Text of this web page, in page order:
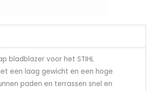
bladblazer voor het STIHL
een laag gewicht en een hoge
paden en terrassen snel en